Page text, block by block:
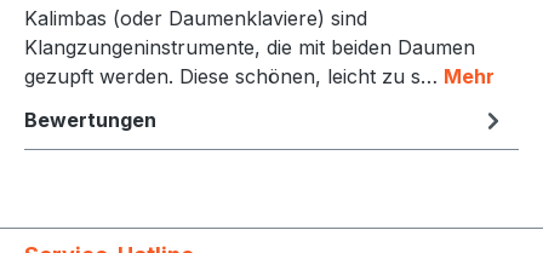
Kalimbas (oder Daumenklaviere) sind
Klangzungeninstrumente, die mit beiden Daumen
gezupft werden. Diese schönen, leicht zu s… Mehr
Bewertungen